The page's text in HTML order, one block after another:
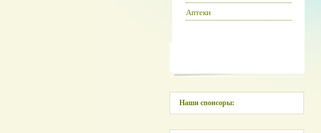
Аптеки
Наши спонсоры: